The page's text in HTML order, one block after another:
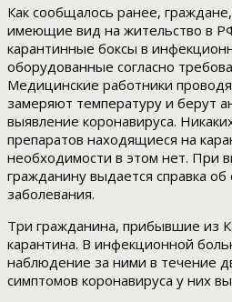
Как сообщалось ранее,
имеющие вид на жительство в
карантинные боксы в
оборудованные согласно
Медицинские работники
замеряют температуру и берут
выявление коронавируса.
препаратов находящиеся на
необходимости в этом нет. При
гражданину выдается справка об
заболевания.
Три гражданина, прибывшие из
карантина. В инфекционной
наблюдение за ними в течение
симптомов коронавируса у них